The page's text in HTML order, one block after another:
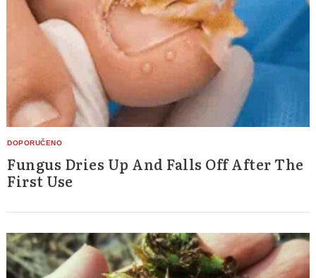
Fungus Dries Up And Falls Off After The
First Use